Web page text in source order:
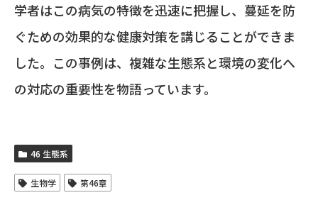
学者はこの病気の特徴を迅速に把握し、蔓延を防
ぐための効果的な健康対策を講じることができま
した。この事例は、複雑な生態系と環境の変化へ
の対応の重要性を物語っています。
46 生態系
生物学 第46章